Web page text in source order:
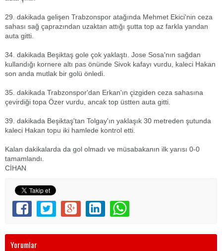
29. dakikada gelişen Trabzonspor atağında Mehmet Ekici'nin ceza
sahası sağ çaprazından uzaktan attığı şutta top az farkla yandan
auta gitti.
34. dakikada Beşiktaş gole çok yaklaştı. Jose Sosa'nın sağdan
kullandığı kornere altı pas önünde Sivok kafayı vurdu, kaleci Hakan
son anda mutlak bir golü önledi.
35. dakikada Trabzonspor'dan Erkan'ın çizgiden ceza sahasına
çevirdiği topa Özer vurdu, ancak top üstten auta gitti.
39. dakikada Beşiktaş'tan Tolgay'ın yaklaşık 30 metreden şutunda
kaleci Hakan topu iki hamlede kontrol etti.
Kalan dakikalarda da gol olmadı ve müsabakanın ilk yarısı 0-0
tamamlandı.
CİHAN
Yorumlar